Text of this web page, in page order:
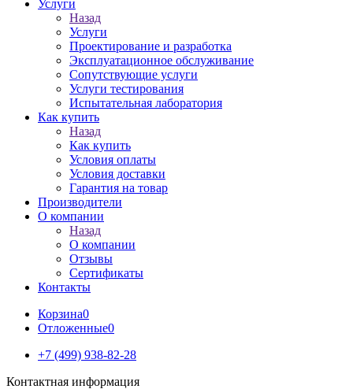
Услуги
Назад
Услуги
Проектирование и разработка
Эксплуатационное обслуживание
Сопутствующие услуги
Услуги тестирования
Испытательная лаборатория
Как купить
Назад
Как купить
Условия оплаты
Условия доставки
Гарантия на товар
Производители
О компании
Назад
О компании
Отзывы
Сертификаты
Контакты
Корзина0
Отложенные0
+7 (499) 938-82-28
Контактная информация